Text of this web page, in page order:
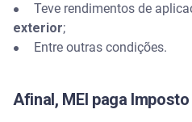
● Teve rendimentos de
exterior;
● Entre outras condições.
Afinal, MEI paga